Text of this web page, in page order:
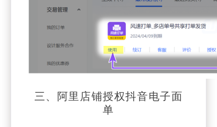
三、阿里店铺授权抖音电子面
单